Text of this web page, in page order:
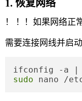
！ ！！如果网络正
需要连接网线并启
sudo nano /